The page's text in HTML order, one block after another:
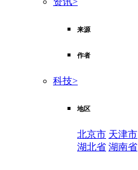
来源
作者
科技>
地区
北京市 天津市
湖北省 湖南省